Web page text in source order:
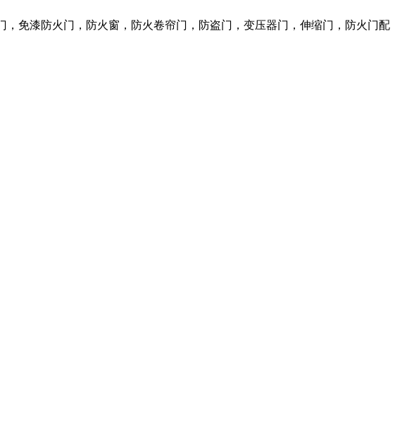
，免漆防火门，防火窗，防火卷帘门，防盗门，变压器门，伸缩门，防火门配